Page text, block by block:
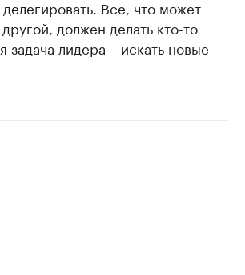
Все, что может
должен делать кто-то
задача лидера – искать новые